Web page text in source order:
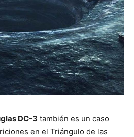
DC-3 también es un caso
en el Triángulo de las